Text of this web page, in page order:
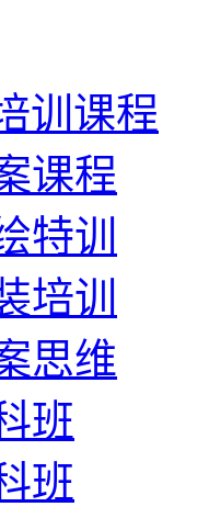
训课程
课程
特训
培训
思维
班
班